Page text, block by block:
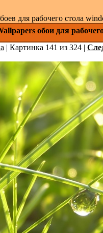
для рабочего стола
обои для
| Картинка 141 из 324 |